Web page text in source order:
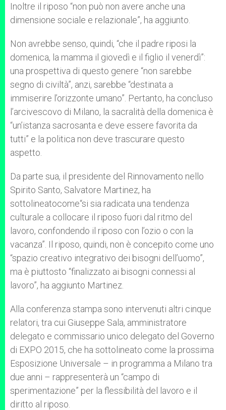
Inoltre il riposo “non può non avere anche una
dimensione sociale e relazionale”, ha aggiunto.
Non avrebbe senso, quindi, “che il padre riposi la
domenica, la mamma il giovedì e il figlio il venerdì”:
una prospettiva di questo genere “non sarebbe
segno di civiltà”, anzi, sarebbe “destinata a
immiserire l’orizzonte umano”. Pertanto, ha concluso
l’arcivescovo di Milano, la sacralità della domenica è
“un’istanza sacrosanta e deve essere favorita da
tutti” e la politica non deve trascurare questo
aspetto.
Da parte sua, il presidente del Rinnovamento nello
Spirito Santo, Salvatore Martinez, ha
sottolineatocome“si sia radicata una tendenza
culturale a collocare il riposo fuori dal ritmo del
lavoro, confondendo il riposo con l’ozio o con la
vacanza”. Il riposo, quindi, non è concepito come uno
“spazio creativo integrativo dei bisogni dell’uomo”,
ma è piuttosto “finalizzato ai bisogni connessi al
lavoro”, ha aggiunto Martinez.
Alla conferenza stampa sono intervenuti altri cinque
relatori, tra cui Giuseppe Sala, amministratore
delegato e commissario unico delegato del Governo
di EXPO 2015, che ha sottolineato come la prossima
Esposizione Universale – in programma a Milano tra
due anni – rappresenterà un “campo di
sperimentazione” per la flessibilità del lavoro e il
diritto al riposo.